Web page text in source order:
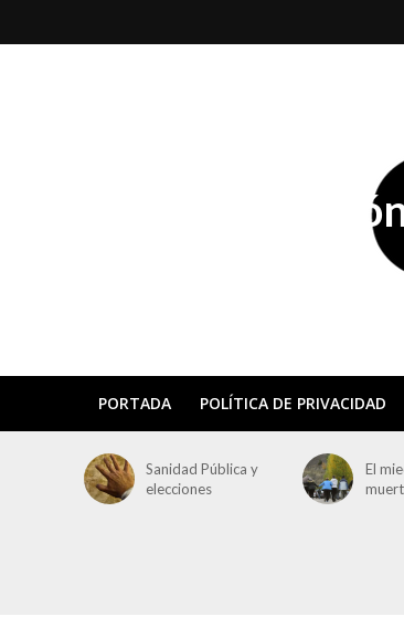
El Día de
PORTADA POLÍTICA DE PRIVACIDAD
Sanidad Pública y
elecciones
El